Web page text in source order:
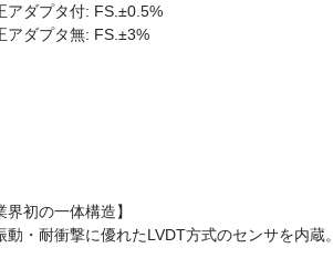
アダプタ付: FS.±0.5%
アダプタ無: FS.±3%
界初の一体構造】
動・耐衝撃に優れたLVDT方式のセンサを内蔵。